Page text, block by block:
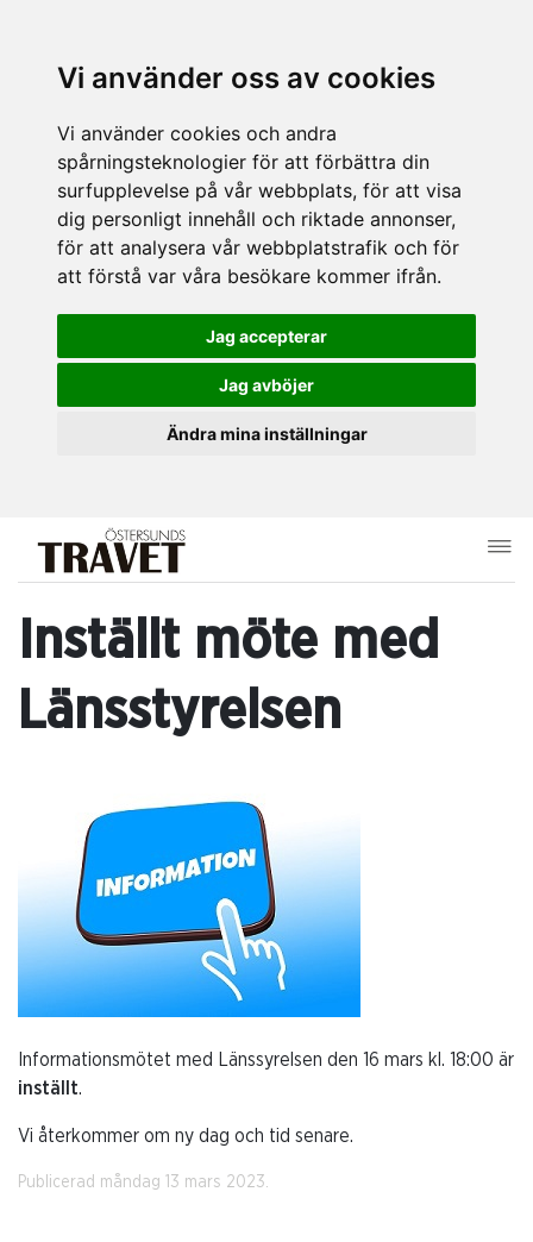
Vi använder oss av cookies
Vi använder cookies och andra
spårningsteknologier för att förbättra din
surfupplevelse på vår webbplats, för att visa
dig personligt innehåll och riktade annonser,
för att analysera vår webbplatstrafik och för
att förstå var våra besökare kommer ifrån.
Jag accepterar
Jag avböjer
Ändra mina inställningar
Inställt möte med
Länsstyrelsen
Informationsmötet med Länssyrelsen den 16 mars kl. 18:00 är
inställt.
Vi återkommer om ny dag och tid senare.
Publicerad måndag 13 mars 2023.